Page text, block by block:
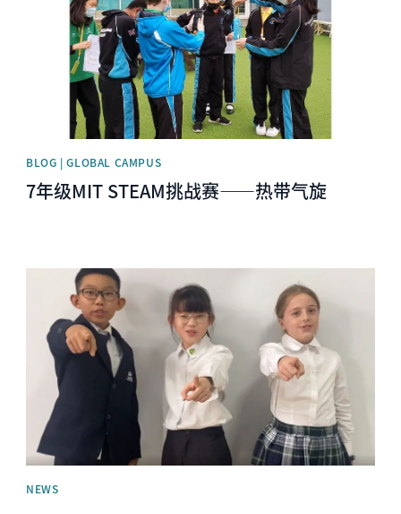
BLOG | GLOBAL CAMPUS
7年级MIT STEAM挑战赛——热带气旋
News image
NEWS